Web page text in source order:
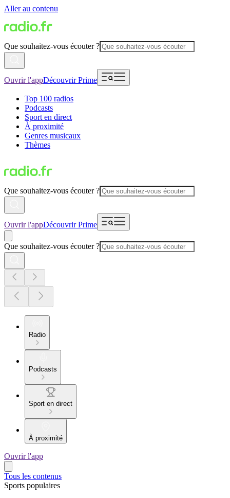
Aller au contenu
Que souhaitez-vous écouter ?
Ouvrir l'appDécouvrir Prime
Top 100 radios
Podcasts
Sport en direct
À proximité
Genres musicaux
Thèmes
Que souhaitez-vous écouter ?
Ouvrir l'appDécouvrir Prime
Que souhaitez-vous écouter ?
Radio
Podcasts
Sport en direct
À proximité
Ouvrir l'app
Tous les contenus
Sports populaires